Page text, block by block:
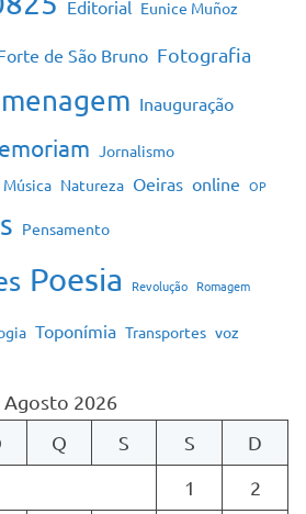
Editorial Eunice Muñoz
de São Bruno Fotografia
Inauguração
Jornalismo
Música Natureza Oeiras online OP
Pensamento
Poesia Revolução Romagem
Toponímia Transportes voz
Agosto 2026
Q S S
D
1
2